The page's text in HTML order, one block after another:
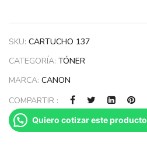
SKU: CARTUCHO 137
CATEGORÍA: TÓNER
MARCA: CANON
COMPARTIR :
Quiero cotizar este producto